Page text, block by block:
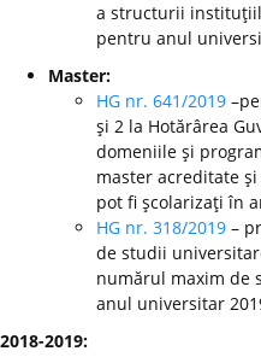
a structurii
pentru anul
Master:
HG nr. 641/2019
şi 2 la Hotărârea
domeniile şi
master acreditate
pot fi şcolarizaţi în
HG nr. 318/2019 –
de studii
numărul maxim de
anul universitar
2018-2019: